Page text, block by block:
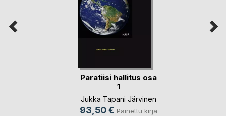
Paratiisi hallitus osa
1
Jukka Tapani Järvinen
93,50 € Painettu kirja